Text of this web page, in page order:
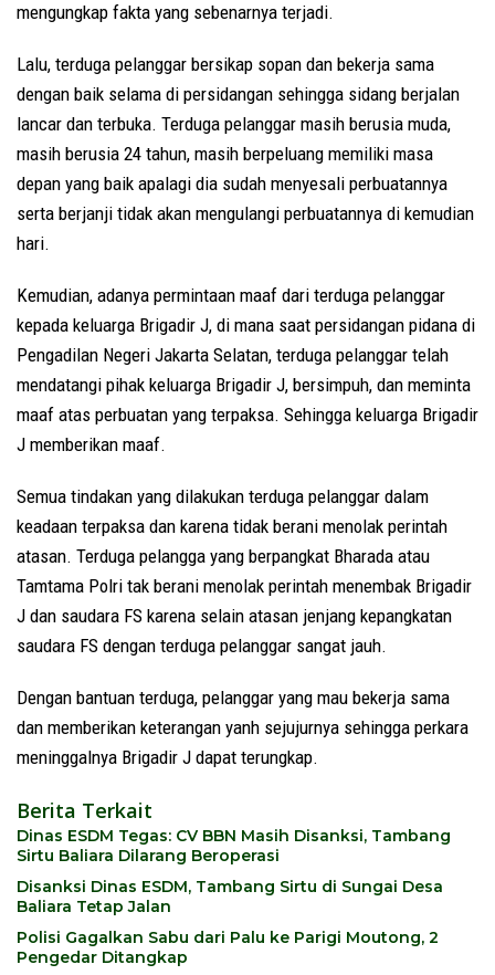
mengungkap fakta yang sebenarnya terjadi.
Lalu, terduga pelanggar bersikap sopan dan bekerja sama
dengan baik selama di persidangan sehingga sidang berjalan
lancar dan terbuka. Terduga pelanggar masih berusia muda,
masih berusia 24 tahun, masih berpeluang memiliki masa
depan yang baik apalagi dia sudah menyesali perbuatannya
serta berjanji tidak akan mengulangi perbuatannya di kemudian
hari.
Kemudian, adanya permintaan maaf dari terduga pelanggar
kepada keluarga Brigadir J, di mana saat persidangan pidana di
Pengadilan Negeri Jakarta Selatan, terduga pelanggar telah
mendatangi pihak keluarga Brigadir J, bersimpuh, dan meminta
maaf atas perbuatan yang terpaksa. Sehingga keluarga Brigadir
J memberikan maaf.
Semua tindakan yang dilakukan terduga pelanggar dalam
keadaan terpaksa dan karena tidak berani menolak perintah
atasan. Terduga pelangga yang berpangkat Bharada atau
Tamtama Polri tak berani menolak perintah menembak Brigadir
J dan saudara FS karena selain atasan jenjang kepangkatan
saudara FS dengan terduga pelanggar sangat jauh.
Dengan bantuan terduga, pelanggar yang mau bekerja sama
dan memberikan keterangan yanh sejujurnya sehingga perkara
meninggalnya Brigadir J dapat terungkap.
Berita Terkait
Dinas ESDM Tegas: CV BBN Masih Disanksi, Tambang
Sirtu Baliara Dilarang Beroperasi
Disanksi Dinas ESDM, Tambang Sirtu di Sungai Desa
Baliara Tetap Jalan
Polisi Gagalkan Sabu dari Palu ke Parigi Moutong, 2
Pengedar Ditangkap